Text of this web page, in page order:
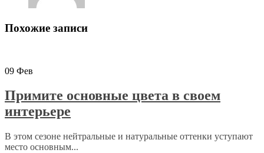
Похожие записи
09 Фев
Примите основные цвета в своем
интерьере
В этом сезоне нейтральные и натуральные оттенки уступают
место основным...